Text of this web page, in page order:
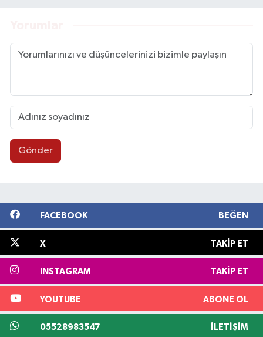
Gönder
FACEBOOK BEĞEN
X TAKIP ET
INSTAGRAM TAKIP ET
YOUTUBE ABONE OL
05528983547 İLETIŞIM